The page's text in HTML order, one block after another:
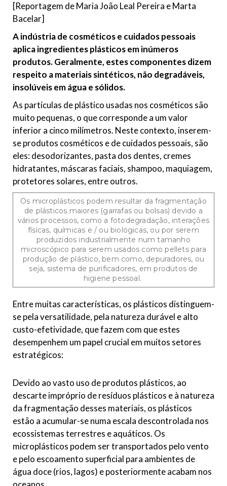
[Reportagem de Maria João Leal Pereira e Marta
Bacelar]
A indústria de cosméticos e cuidados pessoais
aplica ingredientes plásticos em inúmeros
produtos. Geralmente, estes componentes dizem
respeito a materiais sintéticos, não degradáveis,
insolúveis em água e sólidos.
As partículas de plástico usadas nos cosméticos são
muito pequenas, o que corresponde a um valor
inferior a cinco milímetros. Neste contexto, inserem-
se produtos cosméticos e de cuidados pessoais, são
eles: desodorizantes, pasta dos dentes, cremes
hidratantes, máscaras faciais, shampoo, maquiagem,
protetores solares, entre outros.
Os microplásticos podem resultar da fragmentação
de plásticos maiores (garrafas ou bolsas) devido a
vários processos, como a fotodegradação, interações
físicas, químicas e / ou biológicas, ou por serem
produzidos industrialmente num tamanho
microscópico para serem usados como pellets para
produção de plástico, bem como, depuradores, ou
seja, sistema de purificadores, em produtos de
higiene pessoal.
Entre muitas características, os plásticos distinguem-
se pela versatilidade, pela natureza durável e alto
custo-efetividade, que fazem com que estes
desempenhem um papel crucial em muitos setores
estratégicos:
Devido ao vasto uso de produtos plásticos, ao
descarte impróprio de resíduos plásticos e à natureza
da fragmentação desses materiais, os plásticos
estão a acumular-se numa escala descontrolada nos
ecossistemas terrestres e aquáticos. Os
microplásticos podem ser transportados pelo vento
e pelo escoamento superficial para ambientes de
água doce (rios, lagos) e posteriormente acabam nos